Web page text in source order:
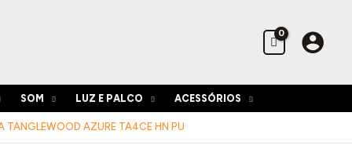
SOM LUZ E PALCO ACESSÓRIOS
TANGLEWOOD AZURE TA4CE HN PU